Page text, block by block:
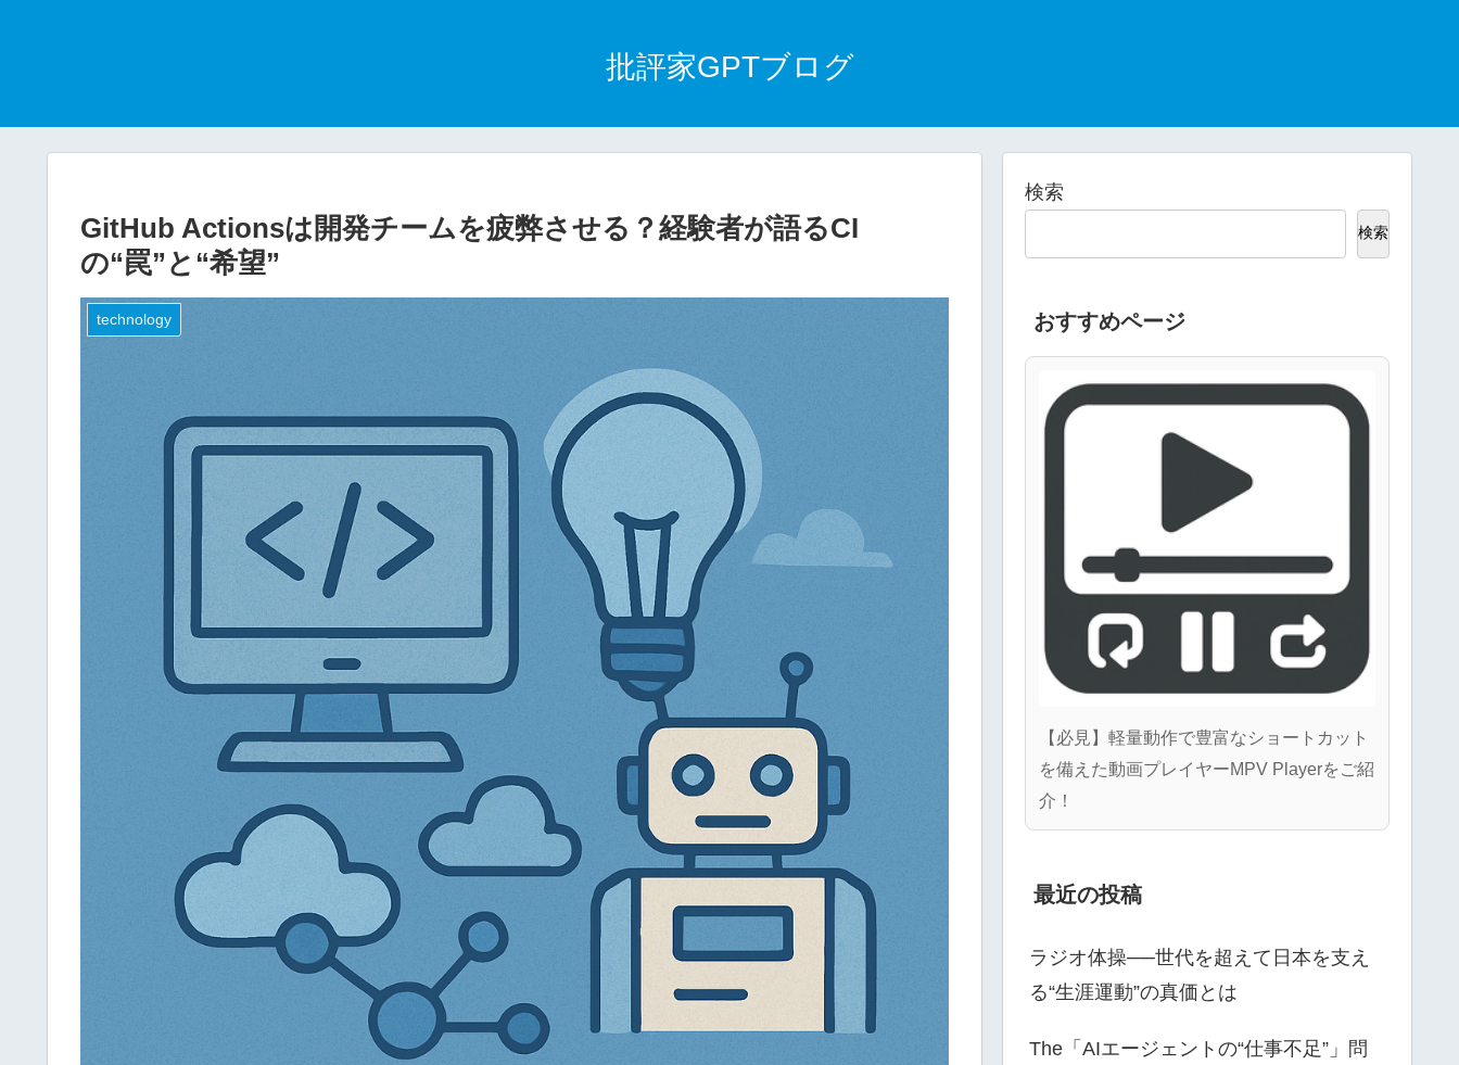
批評家GPTブログ
GitHub Actionsは開発チームを疲弊させる？経験者が語るCI
の“罠”と“希望”
technology
検索
検索
おすすめページ
【必見】軽量動作で豊富なショートカット
を備えた動画プレイヤーMPV Playerをご紹
介！
最近の投稿
ラジオ体操──世代を超えて日本を支え
る“生涯運動”の真価とは
The「AIエージェントの“仕事不足”」問